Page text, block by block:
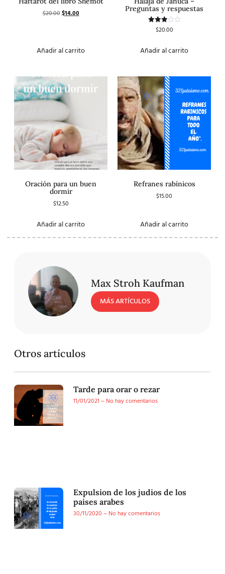
$20.00$14.00
Añadir al carrito
Preguntas y respuestas
Valorado
con
$20.00
Añadir al carrito
Oración para un buen
dormir
$12.50
Añadir al carrito
Refranes rabínicos
$15.00
Añadir al carrito
Max Stroh Kaufman
MÁS ARTÍCULOS
Otros artículos
Tarde para orar o rezar
11/01/2021
No hay comentarios
Expulsion de los judios de los
paises arabes
30/11/2020
No hay comentarios